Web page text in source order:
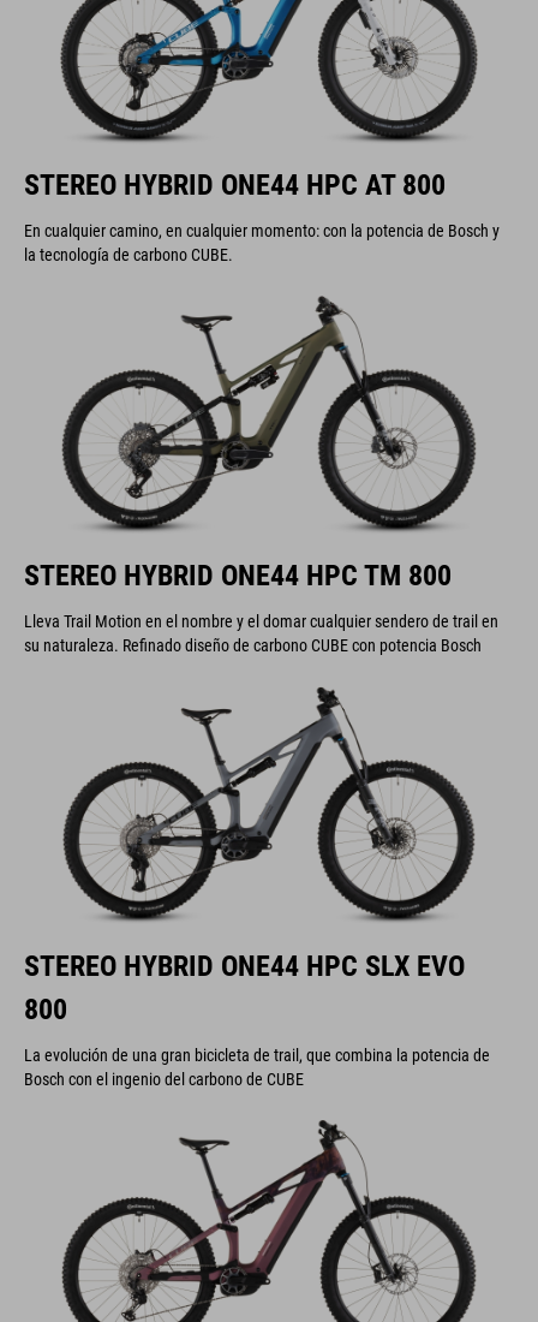
STEREO HYBRID ONE44 HPC AT 800
En cualquier camino, en cualquier momento: con la potencia de Bosch y
la tecnología de carbono CUBE.
STEREO HYBRID ONE44 HPC TM 800
Lleva Trail Motion en el nombre y el domar cualquier sendero de trail en
su naturaleza. Refinado diseño de carbono CUBE con potencia Bosch
STEREO HYBRID ONE44 HPC SLX EVO
800
La evolución de una gran bicicleta de trail, que combina la potencia de
Bosch con el ingenio del carbono de CUBE